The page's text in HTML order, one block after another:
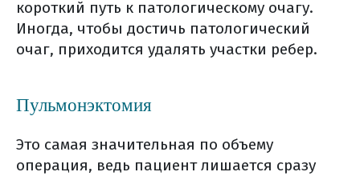
молекулярно-генетическое
исследование?
как получить свой
где и как хранить
блоки?
хирургическое лечение рака
короткий путь к патологическому очагу.
Иногда, чтобы достичь патологический
очаг, приходится удалять участки ребер.
Пульмонэктомия
Это самая значительная по объему
операция, ведь пациент лишается сразу